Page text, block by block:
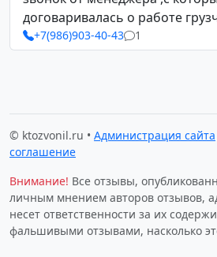
договаривалась о работе
+7(986)903-40-43 1
© ktozvonil.ru • Администрация сайта
соглашение
Внимание! Все отзывы,
личным мнением авторов отзывов,
несет ответственности за их
фальшивыми отзывами, насколько